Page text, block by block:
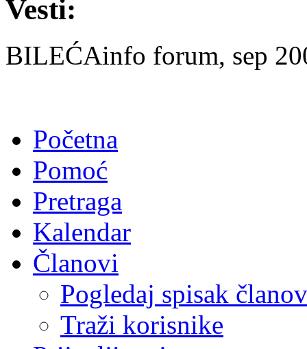
Vesti:
BILEĆAinfo forum, sep
Početna
Pomoć
Pretraga
Kalendar
Članovi
Pogledaj spisak
Traži korisnike